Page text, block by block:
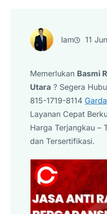
Iam 11
Memerlukan Basmi
Utara ? Segera
815-1719-8114
Layanan Cepat
Harga Terjangkau –
dan Tersertifikasi.